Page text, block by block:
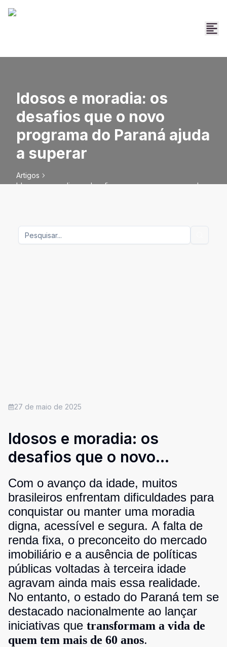
Idosos e moradia: os
desafios que o novo
programa do Paraná ajuda
a superar
Artigos
Idosos e moradia: os desafios que o novo programa do
27 de maio de 2025
Idosos e moradia: os
desafios que o novo
programa do Paraná ajuda a
superar
Com o avanço da idade, muitos
brasileiros enfrentam dificuldades para
conquistar ou manter uma moradia
digna, acessível e segura. A falta de
renda fixa, o preconceito do mercado
imobiliário e a ausência de políticas
públicas voltadas à terceira idade
agravam ainda mais essa realidade.
No entanto, o estado do Paraná tem se
destacado nacionalmente ao lançar
iniciativas que transformam a vida de
quem tem mais de 60 anos.